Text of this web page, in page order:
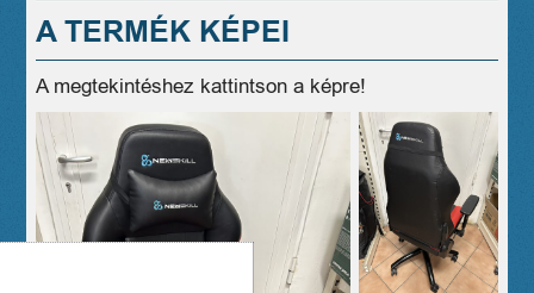
A TERMÉK KÉPEI
A megtekintéshez kattintson a képre!